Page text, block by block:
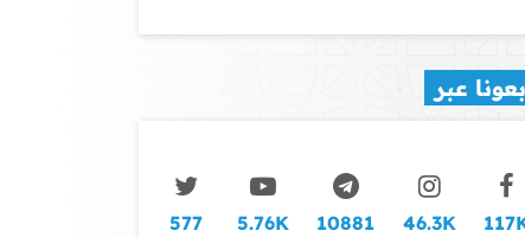
عبر
46.3K
10881
5.76K
577